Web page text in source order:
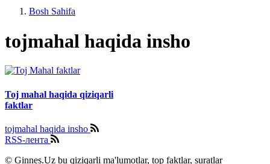
Bosh Sahifa
tojmahal haqida insho
Toj mahal haqida qiziqarli
faktlar
tojmahal haqida insho
RSS-лента
© Ginnes.Uz bu qiziqarli ma'lumotlar, top faktlar, suratlar